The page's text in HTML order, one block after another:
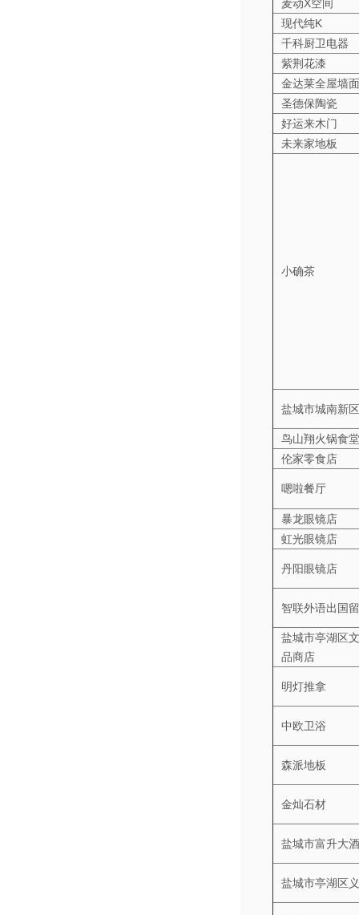
麦动X空间
现代纯K
千科厨卫电器
紫荆花漆
金达莱全屋墙
圣德保陶瓷
好运来木门
未来家地板
小确茶
盐城市城南新
鸟山翔火锅食堂
伦家零食店
嗯啦餐厅
暴龙眼镜店
虹光眼镜店
丹阳眼镜店
智联外语出国
盐城市亭湖区
品商店
明灯推拿
中欧卫浴
森派地板
金灿石材
盐城市富升大
盐城市亭湖区